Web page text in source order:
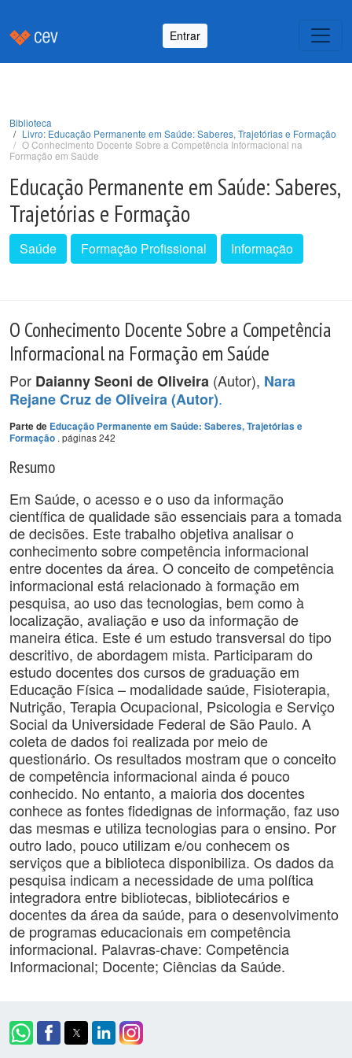
Entrar
Biblioteca
Livro: Educação Permanente em Saúde: Saberes, Trajetórias e Formação
O Conhecimento Docente Sobre a Competência Informacional na
Formação em Saúde
Educação Permanente em Saúde: Saberes,
Trajetórias e Formação
Saúde Formação Profissional Informação
O Conhecimento Docente Sobre a Competência
Informacional na Formação em Saúde
Por Daianny Seoni de Oliveira (Autor), Nara
Rejane Cruz de Oliveira (Autor).
Parte de Educação Permanente em Saúde: Saberes, Trajetórias e
Formação . páginas 242
Resumo
Em Saúde, o acesso e o uso da informação
científica de qualidade são essenciais para a tomada
de decisões. Este trabalho objetiva analisar o
conhecimento sobre competência informacional
entre docentes da área. O conceito de competência
informacional está relacionado à formação em
pesquisa, ao uso das tecnologias, bem como à
localização, avaliação e uso da informação de
maneira ética. Este é um estudo transversal do tipo
descritivo, de abordagem mista. Participaram do
estudo docentes dos cursos de graduação em
Educação Física – modalidade saúde, Fisioterapia,
Nutrição, Terapia Ocupacional, Psicologia e Serviço
Social da Universidade Federal de São Paulo. A
coleta de dados foi realizada por meio de
questionário. Os resultados mostram que o conceito
de competência informacional ainda é pouco
conhecido. No entanto, a maioria dos docentes
conhece as fontes fidedignas de informação, faz uso
das mesmas e utiliza tecnologias para o ensino. Por
outro lado, pouco utilizam e/ou conhecem os
serviços que a biblioteca disponibiliza. Os dados da
pesquisa indicam a necessidade de uma política
integradora entre bibliotecas, bibliotecários e
docentes da área da saúde, para o desenvolvimento
de programas educacionais em competência
informacional. Palavras-chave: Competência
Informacional; Docente; Ciências da Saúde.